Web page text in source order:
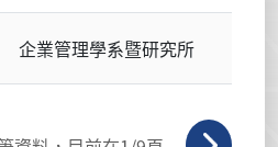
企業管理學系暨研究所